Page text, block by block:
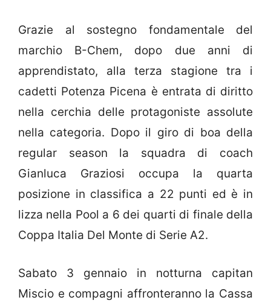
Grazie al sostegno fondamentale del
marchio B-Chem, dopo due anni di
apprendistato, alla terza stagione tra i
cadetti Potenza Picena è entrata di diritto
nella cerchia delle protagoniste assolute
nella categoria. Dopo il giro di boa della
regular season la squadra di coach
Gianluca Graziosi occupa la quarta
posizione in classifica a 22 punti ed è in
lizza nella Pool a 6 dei quarti di finale della
Coppa Italia Del Monte di Serie A2.
Sabato 3 gennaio in notturna capitan
Miscio e compagni affronteranno la Cassa